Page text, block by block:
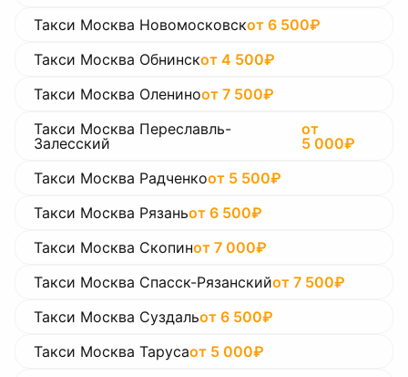
Такси Москва Новомосковскот 6 500₽
Такси Москва Обнинскот 4 500₽
Такси Москва Олениноот 7 500₽
Такси Москва Переславль-
Залесский
от
5 000₽
Такси Москва Радченкоот 5 500₽
Такси Москва Рязаньот 6 500₽
Такси Москва Скопинот 7 000₽
Такси Москва Спасск-Рязанскийот 7 500₽
Такси Москва Суздальот 6 500₽
Такси Москва Тарусаот 5 000₽